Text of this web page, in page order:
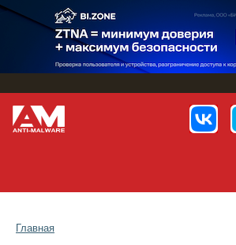
Перейти
основному
Главная